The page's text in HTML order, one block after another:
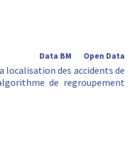
Open Data
Data BM
localisation des accidents de
de regroupement